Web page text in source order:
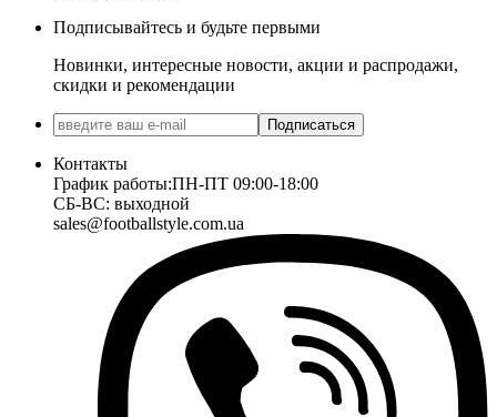
Подписывайтесь и будьте первыми
Новинки, интересные новости, акции и распродажи,
скидки и рекомендации
Подписаться
Контакты
График работы:ПН-ПТ 09:00-18:00
СБ-ВС: выходной
sales@footballstyle.com.ua